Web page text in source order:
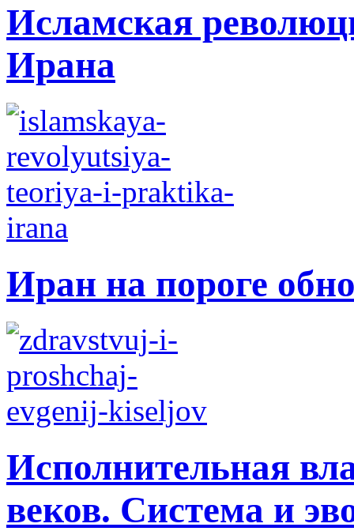
Исламская
Ирана
Иран на пороге
Исполнительная
веков. Система и